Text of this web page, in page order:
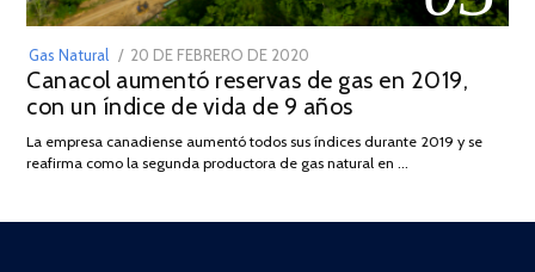
Gas Natural
POSTED
ON
20 DE FEBRERO DE 2020
DE
JULIO
2025
Canacol aumentó reservas de gas en 2019,
con un índice de vida de 9 años
La empresa canadiense aumentó todos sus índices durante 2019 y se
reafirma como la segunda productora de gas natural en …